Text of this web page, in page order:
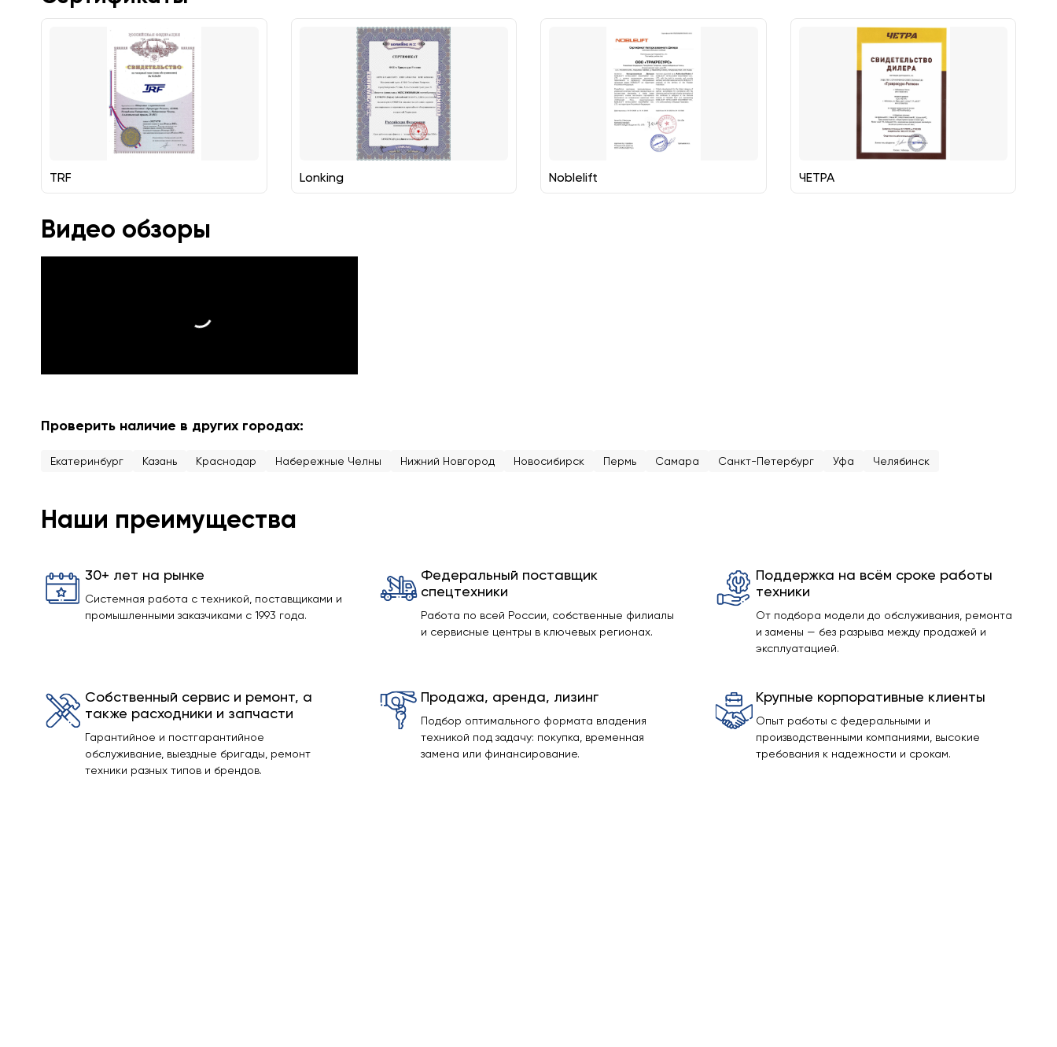
TRF Lonking Noblelift ЧЕТРА
Видео обзоры
Проверить наличие в других городах:
Екатеринбург Казань Краснодар Набережные Челны Нижний Новгород Новосибирск Пермь Самара Санкт-Петербург Уфа Челябинск
Наши преимущества
30+ лет на рынке
Системная работа с техникой, поставщиками и
промышленными заказчиками с 1993 года.
Федеральный поставщик
спецтехники
Работа по всей России, собственные филиалы
и сервисные центры в ключевых регионах.
Поддержка на всём сроке работы
техники
От подбора модели до обслуживания, ремонта
и замены — без разрыва между продажей и
эксплуатацией.
Собственный сервис и ремонт, а
также расходники и запчасти
Гарантийное и постгарантийное
обслуживание, выездные бригады, ремонт
техники разных типов и брендов.
Продажа, аренда, лизинг
Подбор оптимального формата владения
техникой под задачу: покупка, временная
замена или финансирование.
Крупные корпоративные клиенты
Опыт работы с федеральными и
производственными компаниями, высокие
требования к надежности и срокам.